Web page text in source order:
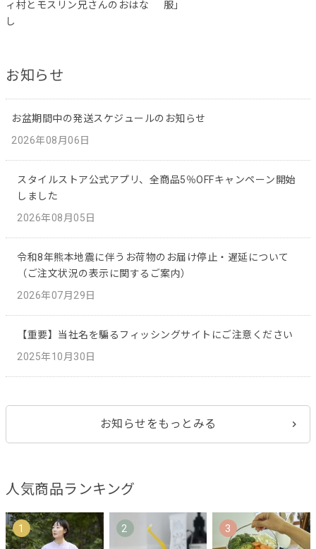
ィ村とモスリン兄さんのおはな
し
服」
お知らせ
お盆期間中の発送スケジュールのお知らせ
2026年08月06日
スタイルストア公式アプリ、全商品5％OFFキャンペーン開始
しました
2026年08月05日
令和8年熊本地震に伴うお荷物のお届け停止・遅延について
（ご注文状況の表示に関するご案内）
2026年07月29日
【重要】当社名を騙るフィッシングサイトにご注意ください
2025年10月30日
お知らせをもっとみる
人気商品ランキング
1 2 3